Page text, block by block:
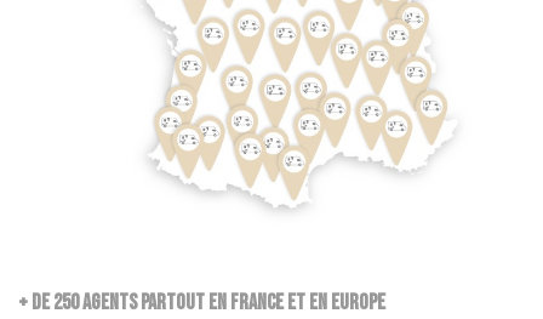
+ de 250 agents partout en France et en Europe